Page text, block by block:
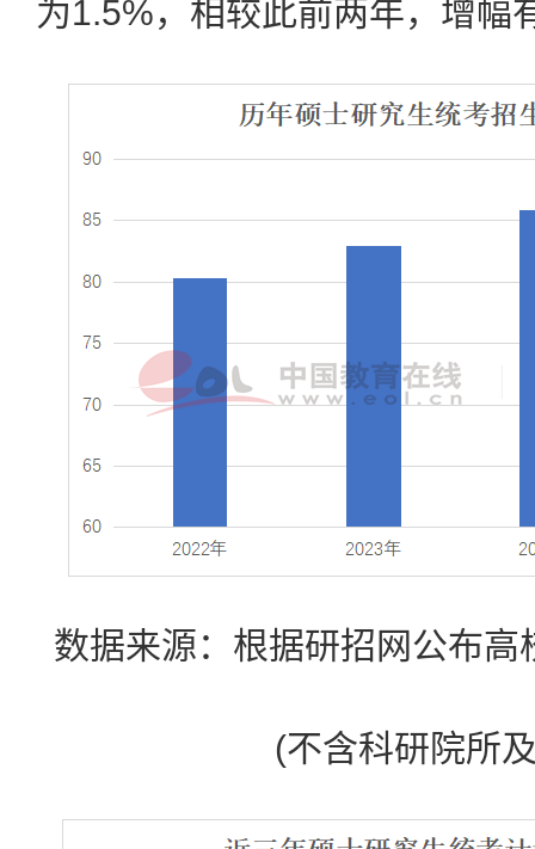
为1.5%，相较此前两年，增幅
数据来源：根据研招网公布高
(不含科研院所